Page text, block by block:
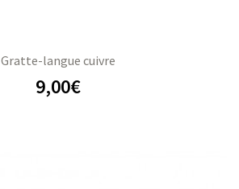
Gratte-langue cuivre
9,00€